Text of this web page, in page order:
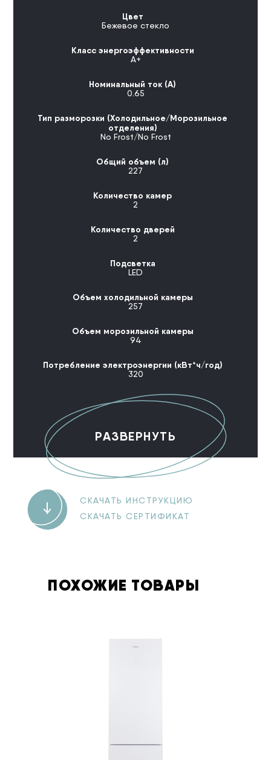
Цвет
Бежевое стекло
Класс энергоэффективности
А+
Номинальный ток (А)
0.65
Тип разморозки (Холодильное/Морозильное
отделения)
No Frost/No Frost
Общий объем (л)
227
Количество камер
2
Количество дверей
2
Подсветка
LED
Объем холодильной камеры
257
Объем морозильной камеры
94
Потребление электроэнергии (кВт*ч/год)
320
РАЗВЕРНУТЬ
СКАЧАТЬ ИНСТРУКЦИЮ
СКАЧАТЬ СЕРТИФИКАТ
ПОХОЖИЕ ТОВАРЫ